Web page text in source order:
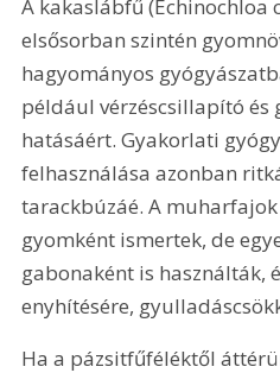
A kakaslábfű (Echinochloa
elsősorban szintén
hagyományos
például vérzéscsillapító és
hatásáért. Gyakorlati
felhasználása azonban
tarackbúzáé. A
gyomként ismertek, de
gabonaként is használták,
enyhítésére,
Ha a pázsitfűféléktől